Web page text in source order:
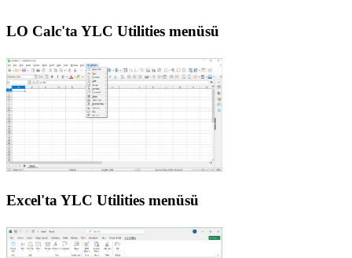
LO Calc'ta YLC Utilities menüsü
Excel'ta YLC Utilities menüsü